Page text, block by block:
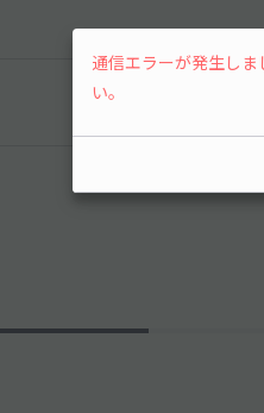
の方も通行していますのでご留
通信エラーが発生し
い。